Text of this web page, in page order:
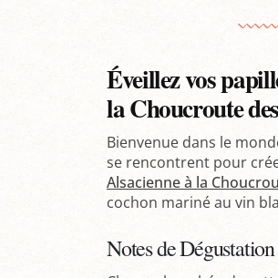
Éveillez vos
la Choucroute
Bienvenue dans le
se rencontrent pour
Alsacienne à la
cochon mariné au vin
Notes de Dégustation